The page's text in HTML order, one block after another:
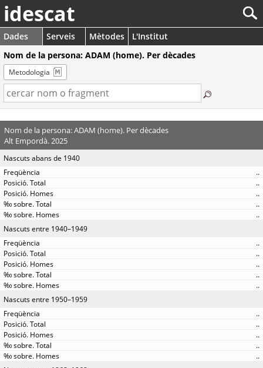
idescat
Dades Serveis Mètodes
L'Institut
Nom de la persona: ADAM (home). Per dècades
Metodologia
Nom de la persona: ADAM (home). Per dècades
Alt Empordà. 2025
Nascuts abans de 1940
..
..
..
..
..
Nascuts entre 1940–1949
..
..
..
..
..
Nascuts entre 1950–1959
..
..
..
..
..